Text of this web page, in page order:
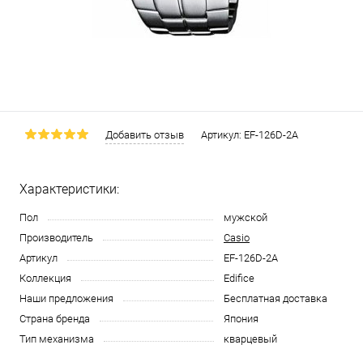
Добавить отзыв Артикул: EF-126D-2A
Характеристики:
Пол
мужской
Производитель
Casio
Артикул
EF-126D-2A
Коллекция
Edifice
Наши предложения
Бесплатная доставка
Страна бренда
Япония
Тип механизма
кварцевый